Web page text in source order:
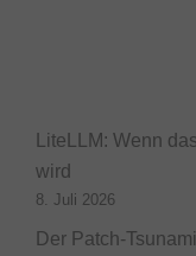
LiteLLM: Wenn
wird
8. Juli 2026
Der Patch-